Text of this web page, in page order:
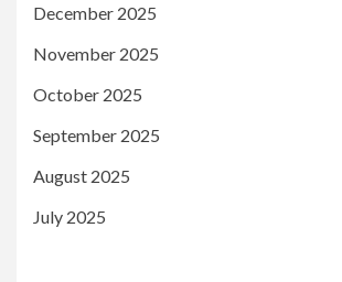
December 2025
November 2025
October 2025
September 2025
August 2025
July 2025